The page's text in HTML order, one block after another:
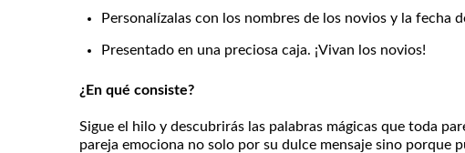
Personalízalas con los nombres de los novios y la fecha
Presentado en una preciosa caja. ¡Vivan los novios!
¿En qué consiste?
Sigue el hilo y descubrirás las palabras mágicas que toda
pareja emociona no solo por su dulce mensaje sino porque